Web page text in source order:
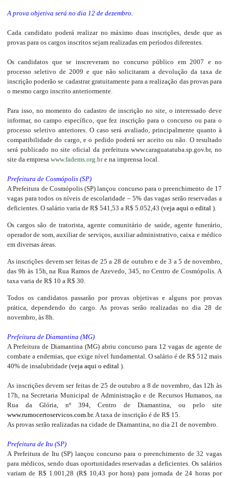
A prova objetiva será no dia 12 de dezembro.
Cada candidato poderá realizar no máximo duas inscrições, desde que as
provas para os cargos inscritos sejam realizadas em períodos diferentes.
Os candidatos que se inscreveram no concurso público em 2007 e no
processo seletivo de 2009 e que não solicitaram a devolução da taxa de
inscrição poderão se cadastrar gratuitamente para a realização das provas para
o mesmo cargo inscrito anteriormente.
Para isso, no momento do cadastro de inscrição no site, o interessado deve
informar, no campo específico, que fez inscrição para o concurso ou para o
processo seletivo anteriores. O caso será avaliado, principalmente quanto à
compatibilidade do cargo, e o pedido poderá ser aceito ou não. O resultado
será publicado no site oficial da prefeitura www.caraguatatuba.sp.gov.br, no
site da empresa www.fadems.org.bre na imprensa local.
Prefeitura de Cosmópolis (SP)
A Prefeitura de Cosmópolis (SP) lançou concurso para o preenchimento de 17
vagas para todos os níveis de escolaridade – 5% das vagas serão reservadas a
deficientes. O salário varia de R$ 541,53 a R$ 5.052,43 (veja aqui o edital ).
Os cargos são de tratorista, agente comunitário de saúde, agente funerário,
operador de som, auxiliar de serviços, auxiliar administrativo, caixa e médico
em diversas áreas.
As inscrições devem ser feitas de 25 a 28 de outubro e de 3 a 5 de novembro,
das 9h às 15h, na Rua Ramos de Azevedo, 345, no Centro de Cosmópolis. A
taxa varia de R$ 10 a R$ 30.
Todos os candidatos passarão por provas objetivas e alguns por provas
prática, dependendo do cargo. As provas serão realizadas no dia 28 de
novembro, às 8h.
Prefeitura de Diamantina (MG)
A Prefeitura de Diamantina (MG) abriu concurso para 12 vagas de agente de
combate a endemias, que exige nível fundamental. O salário é de R$ 512 mais
40% de insalubridade (veja aqui o edital ).
As inscrições devem ser feitas de 25 de outubro a 8 de novembro, das 12h às
17h, na Secretaria Municipal de Administração e de Recursos Humanos, na
Rua da Glória, nº 394, Centro de Diamantina, ou pelo site
www.rumocertoservicos.com.br. A taxa de inscrição é de R$ 15.
As provas serão realizadas na cidade de Diamantina, no dia 21 de novembro.
Prefeitura de Itu (SP)
A Prefeitura de Itu (SP) lançou concurso para o preenchimento de 32 vagas
para médicos, sendo duas oportunidades reservadas a deficientes. Os salários
variam de R$ 1.001,28 (R$ 10,43 por hora) para jornada de 24 horas por